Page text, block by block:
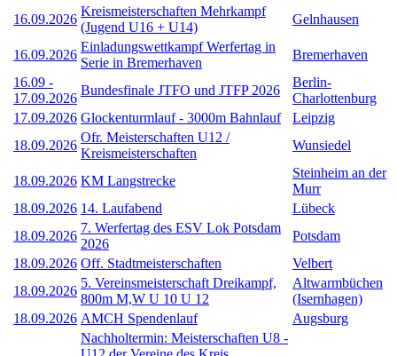
16.09.2026
Kreismeisterschaften Mehrkampf
(Jugend U16 + U14)
Gelnhausen
16.09.2026
Einladungswettkampf Werfertag in
Serie in Bremerhaven
Bremerhaven
16.09 -
17.09.2026
Bundesfinale JTFO und JTFP 2026
Berlin-
Charlottenburg
17.09.2026 Glockenturmlauf - 3000m Bahnlauf
Leipzig
18.09.2026
Ofr. Meisterschaften U12 /
Kreismeisterschaften
Wunsiedel
18.09.2026 KM Langstrecke
Steinheim an der
Murr
18.09.2026 14. Laufabend
Lübeck
18.09.2026
7. Werfertag des ESV Lok Potsdam
2026
Potsdam
18.09.2026 Off. Stadtmeisterschaften
Velbert
18.09.2026
5. Vereinsmeisterschaft Dreikampf,
800m M,W U 10 U 12
Altwarmbüchen
(Isernhagen)
18.09.2026 AMCH Spendenlauf Augsburg
Nachholtermin: Meisterschaften U8 -